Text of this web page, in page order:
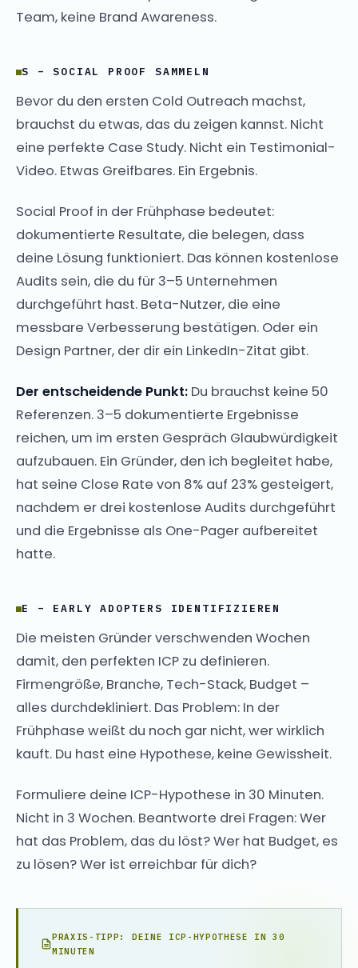
Team, keine Brand Awareness.
S – SOCIAL PROOF SAMMELN
Bevor du den ersten Cold Outreach machst,
brauchst du etwas, das du zeigen kannst. Nicht
eine perfekte Case Study. Nicht ein Testimonial-
Video. Etwas Greifbares. Ein Ergebnis.
Social Proof in der Frühphase bedeutet:
dokumentierte Resultate, die belegen, dass
deine Lösung funktioniert. Das können kostenlose
Audits sein, die du für 3–5 Unternehmen
durchgeführt hast. Beta-Nutzer, die eine
messbare Verbesserung bestätigen. Oder ein
Design Partner, der dir ein LinkedIn-Zitat gibt.
Der entscheidende Punkt: Du brauchst keine 50
Referenzen. 3–5 dokumentierte Ergebnisse
reichen, um im ersten Gespräch Glaubwürdigkeit
aufzubauen. Ein Gründer, den ich begleitet habe,
hat seine Close Rate von 8% auf 23% gesteigert,
nachdem er drei kostenlose Audits durchgeführt
und die Ergebnisse als One-Pager aufbereitet
hatte.
E – EARLY ADOPTERS IDENTIFIZIEREN
Die meisten Gründer verschwenden Wochen
damit, den perfekten ICP zu definieren.
Firmengröße, Branche, Tech-Stack, Budget –
alles durchdekliniert. Das Problem: In der
Frühphase weißt du noch gar nicht, wer wirklich
kauft. Du hast eine Hypothese, keine Gewissheit.
Formuliere deine ICP-Hypothese in 30 Minuten.
Nicht in 3 Wochen. Beantworte drei Fragen: Wer
hat das Problem, das du löst? Wer hat Budget, es
zu lösen? Wer ist erreichbar für dich?
PRAXIS-TIPP: DEINE ICP-HYPOTHESE IN 30
MINUTEN